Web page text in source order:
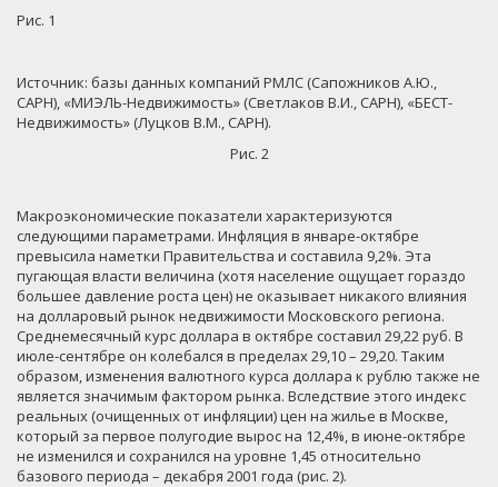
Рис. 1
Источник: базы данных компаний РМЛС (Сапожников А.Ю.,
САРН), «МИЭЛЬ-Недвижимость» (Светлаков В.И., САРН), «БЕСТ-
Недвижимость» (Луцков В.М., САРН).
Рис. 2
Макроэкономические показатели характеризуются
следующими параметрами. Инфляция в январе-октябре
превысила наметки Правительства и составила 9,2%. Эта
пугающая власти величина (хотя население ощущает гораздо
большее давление роста цен) не оказывает никакого влияния
на долларовый рынок недвижимости Московского региона.
Среднемесячный курс доллара в октябре составил 29,22 руб. В
июле-сентябре он колебался в пределах 29,10 – 29,20. Таким
образом, изменения валютного курса доллара к рублю также не
является значимым фактором рынка. Вследствие этого индекс
реальных (очищенных от инфляции) цен на жилье в Москве,
который за первое полугодие вырос на 12,4%, в июне-октябре
не изменился и сохранился на уровне 1,45 относительно
базового периода – декабря 2001 года (рис. 2).